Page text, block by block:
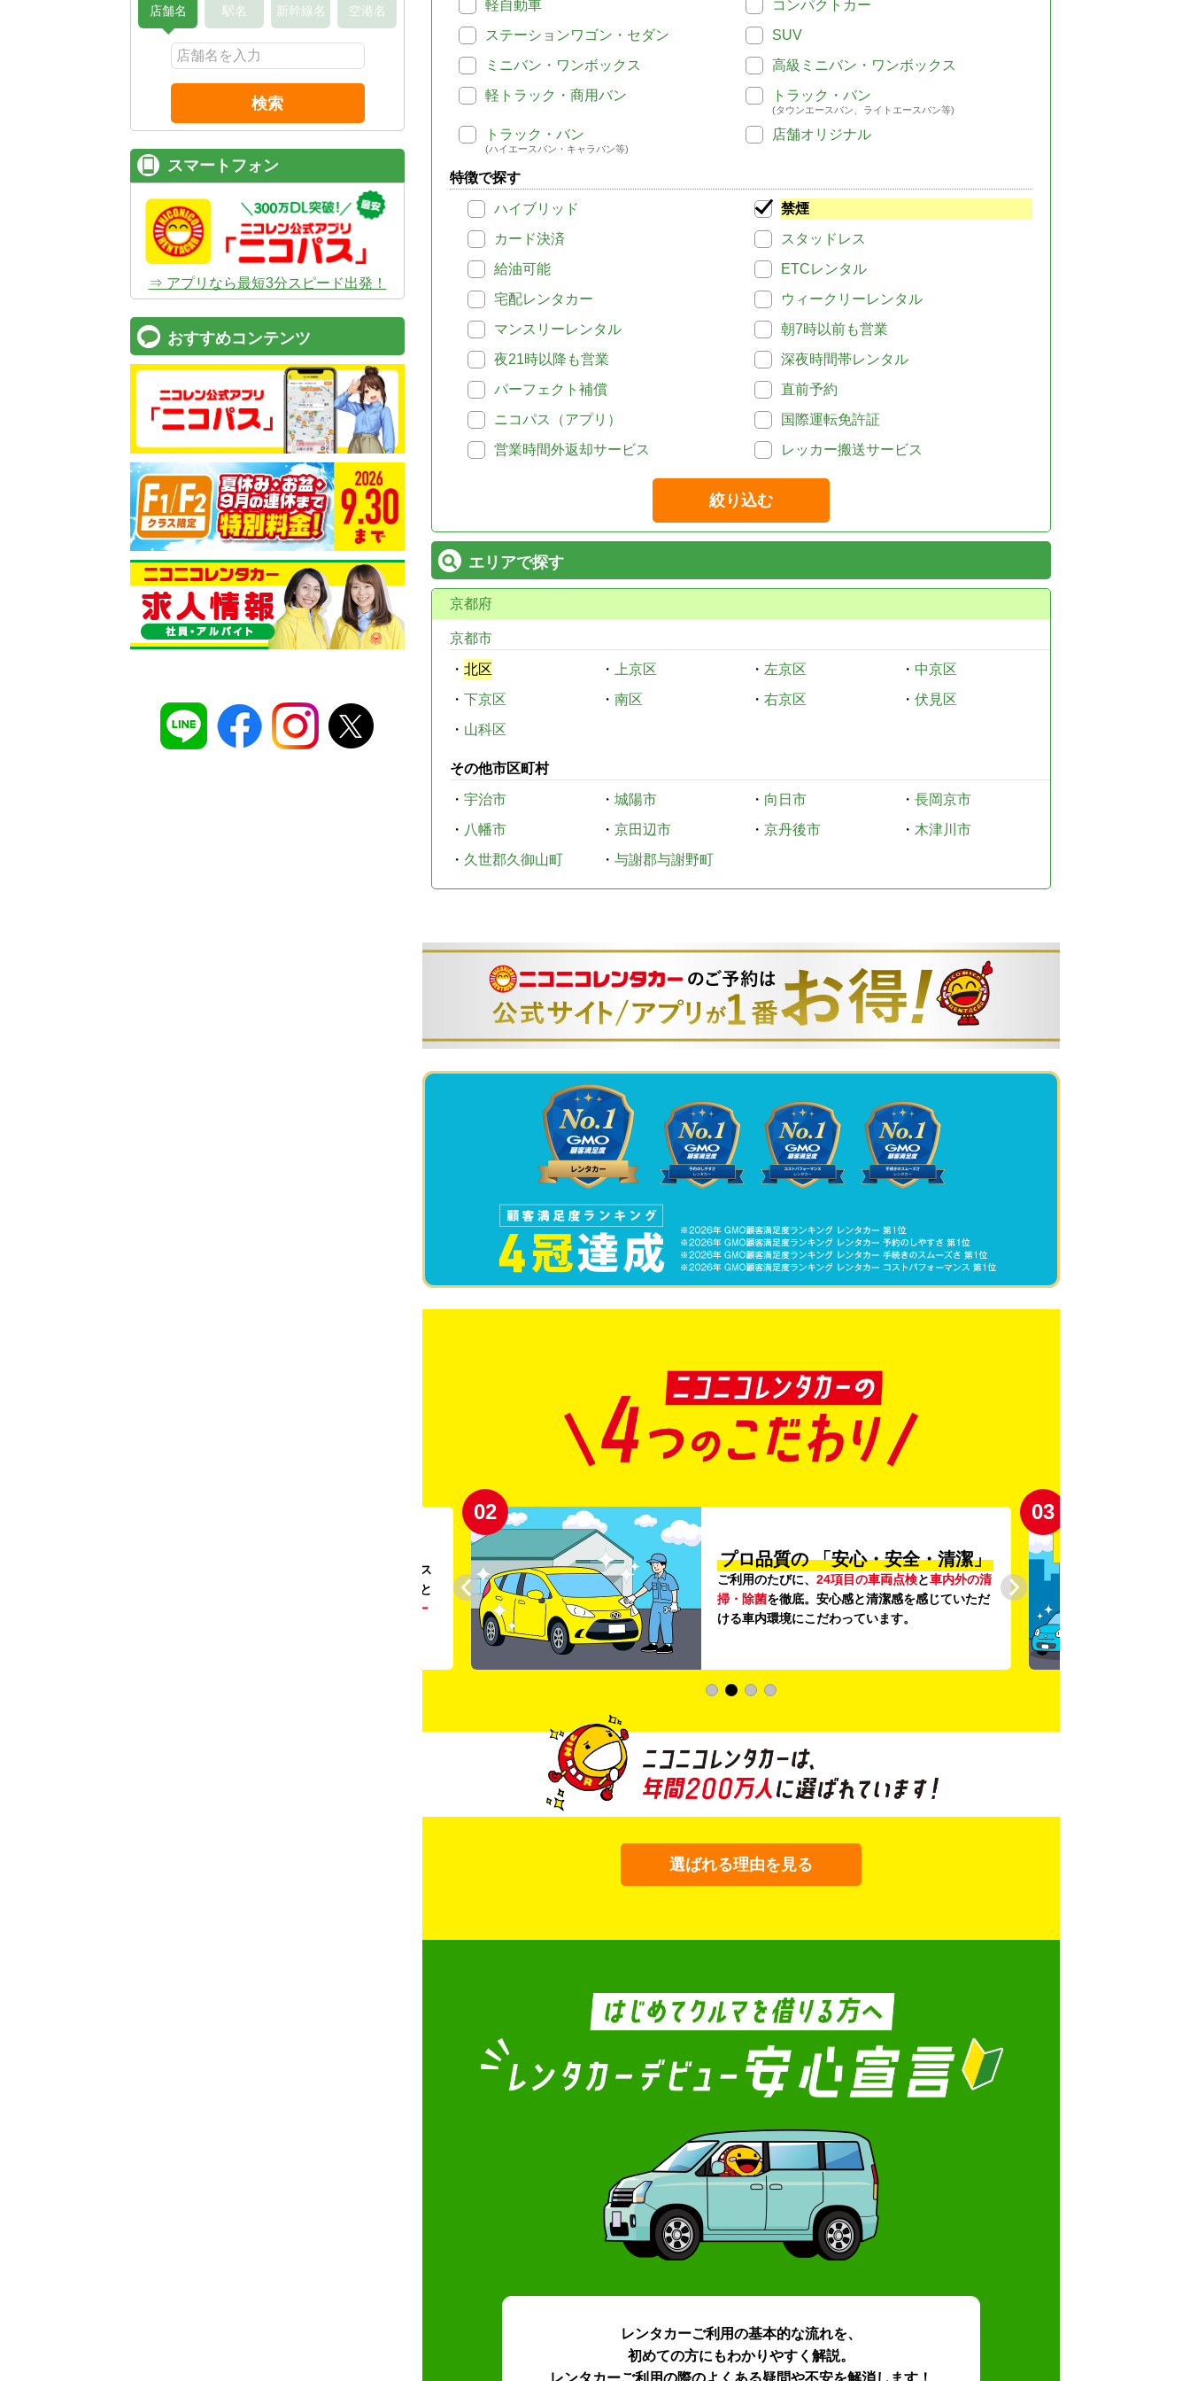
軽自動車
コンパクトカー
ステーションワゴン・セダン
SUV
ミニバン・ワンボックス
高級ミニバン・ワンボックス
軽トラック・商用バン
トラック・バン
(タウンエースバン、ライトエースバン等)
トラック・バン
(ハイエースバン・キャラバン等)
店舗オリジナル
特徴で探す
ハイブリッド
禁煙
カード決済
スタッドレス
給油可能
ETCレンタル
宅配レンタカー
ウィークリーレンタル
マンスリーレンタル
朝7時以前も営業
夜21時以降も営業
深夜時間帯レンタル
パーフェクト補償
直前予約
ニコパス（アプリ）
国際運転免許証
営業時間外返却サービス
レッカー搬送サービス
絞り込む
エリアで探す
京都府
京都市
・ 北区 ・ 上京区 ・ 左京区 ・ 中京区
・ 下京区 ・ 南区 ・ 右京区 ・ 伏見区
・ 山科区
その他市区町村
・ 宇治市 ・ 城陽市 ・ 向日市 ・ 長岡京市
・ 八幡市 ・ 京田辺市 ・ 京丹後市 ・ 木津川市
・ 久世郡久御山町 ・ 与謝郡与謝野町
。ガソリンス
タンドや整備工場の既存インフラを活用すること
リー
02
プロ品質の 「安心・安全・清潔」
ご利用のたびに、 24項目の車両点検と車内外の清
掃・除菌を徹底。安心感と清潔感を感じていただ
ける車内環境にこだわっています。
03
選ばれる理由を見る
レンタカーご利用の基本的な流れを、
初めての方にもわかりやすく解説。
レンタカーご利用の際のよくある疑問や不安を解消します！
店舗名 駅名 新幹線名 空港名
検索
スマートフォン
⇒ アプリなら最短3分スピード出発！
おすすめコンテンツ